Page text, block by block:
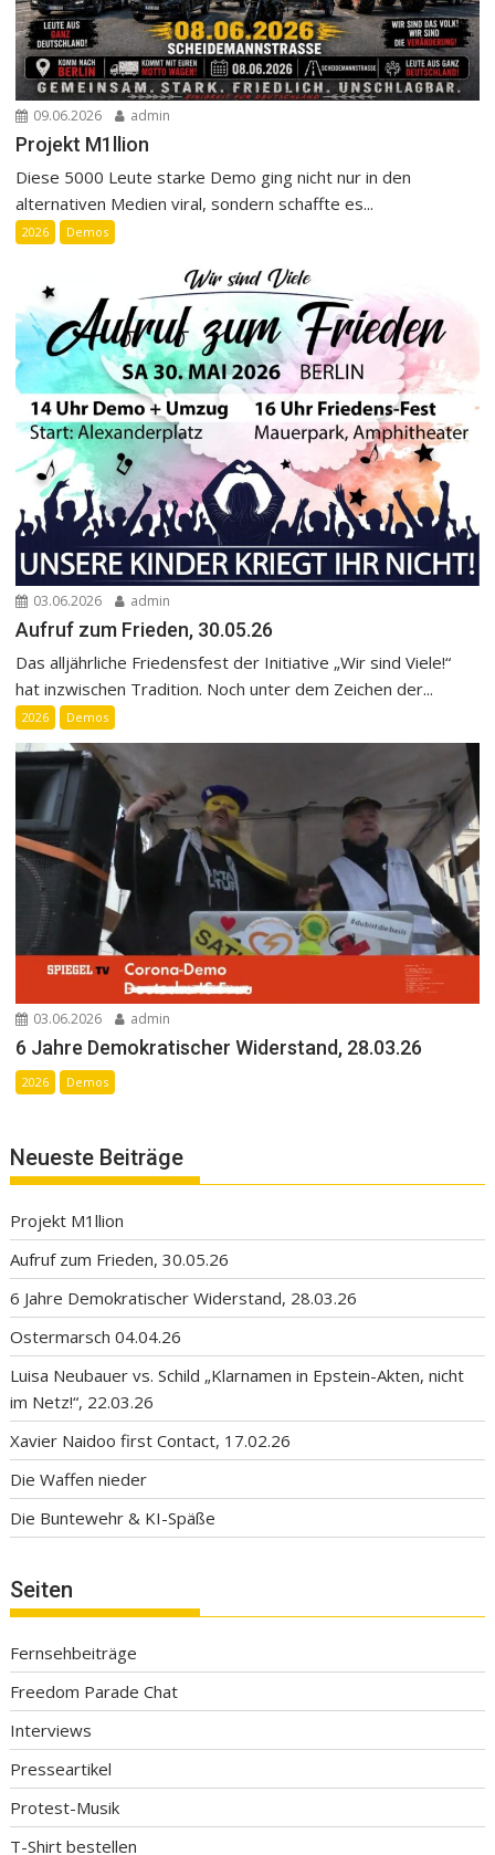
09.06.2026 admin
Projekt M1llion
Diese 5000 Leute starke Demo ging nicht nur in den
alternativen Medien viral, sondern schaffte es...
2026 Demos
03.06.2026 admin
Aufruf zum Frieden, 30.05.26
Das alljährliche Friedensfest der Initiative „Wir sind Viele!“
hat inzwischen Tradition. Noch unter dem Zeichen der...
2026 Demos
03.06.2026 admin
6 Jahre Demokratischer Widerstand, 28.03.26
2026 Demos
Neueste Beiträge
Projekt M1llion
Aufruf zum Frieden, 30.05.26
6 Jahre Demokratischer Widerstand, 28.03.26
Ostermarsch 04.04.26
Luisa Neubauer vs. Schild „Klarnamen in Epstein-Akten, nicht
im Netz!“, 22.03.26
Xavier Naidoo first Contact, 17.02.26
Die Waffen nieder
Die Buntewehr & KI-Späße
Seiten
Fernsehbeiträge
Freedom Parade Chat
Interviews
Presseartikel
Protest-Musik
T-Shirt bestellen